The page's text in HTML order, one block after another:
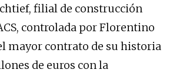
filial de construcción
controlada por Florentino
mayor contrato de su historia
de euros con la